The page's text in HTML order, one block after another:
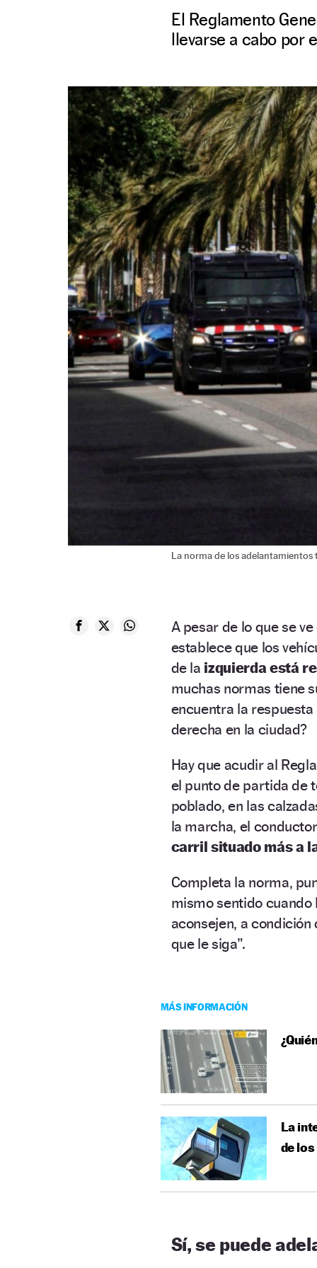
El Reglamento
llevarse a cabo por
La norma de los
A pesar de lo que se
establece que los
de la izquierda está
muchas normas tiene
encuentra la
derecha en la ciudad?
Hay que acudir al
el punto de partida de
poblado, en las
la marcha, el
carril situado más a
Completa la norma,
mismo sentido
aconsejen, a
que le siga”.
MÁS INFORMACIÓN
La
de
Sí, se puede